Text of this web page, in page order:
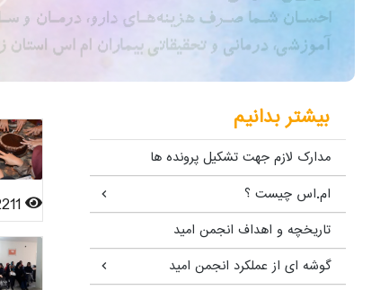
بیشتر بدانیم
مدارک لازم جهت تشکیل پرونده ها
ام.اس چیست ؟
تاریخچه و اهداف انجمن امید
گوشه ای از عملکرد انجمن امید